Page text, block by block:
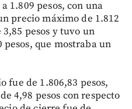
1.809 pesos, con una
precio máximo de 1.812
pesos y tuvo un
que mostraba un
de 1.806,83 pesos,
4,98 pesos con respecto